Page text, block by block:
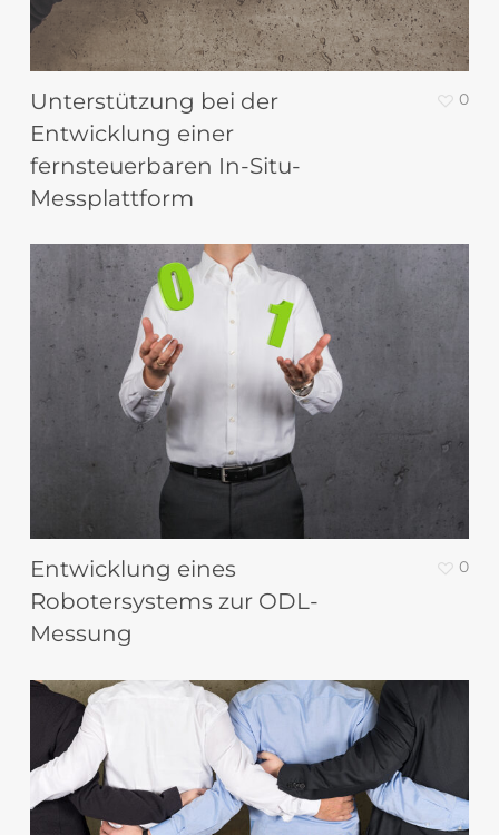
Unterstützung bei der
Entwicklung einer
fernsteuerbaren In-Situ-
Messplattform
0
Entwicklung eines
Robotersystems zur ODL-
Messung
0